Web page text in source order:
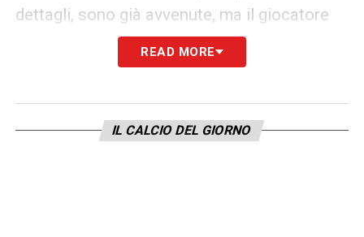
dettagli, sono già avvenute, ma il giocatore
ha chiesto tempo prima di firmare. Le
LE ULTIME –«Vero, sì. Sono arrivati a
discutere del contratto, di cifre e numeri, poi
READ MORE
IL CALCIO DEL GIORNO